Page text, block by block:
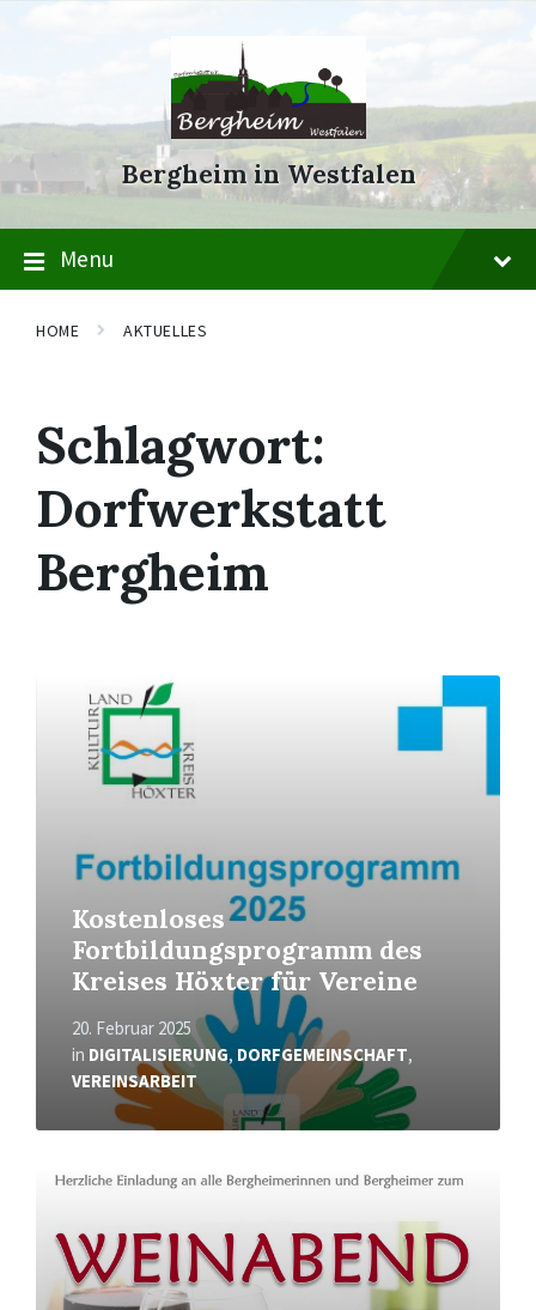
Skip
Skip
Skip
Bergheim in Westfalen
Menu
HOME AKTUELLES
Schlagwort:
Dorfwerkstatt
Bergheim
Kostenloses
Fortbildungsprogramm des
Kreises Höxter für Vereine
20. Februar 2025
in DIGITALISIERUNG, DORFGEMEINSCHAFT,
VEREINSARBEIT
erfahren
Mehr